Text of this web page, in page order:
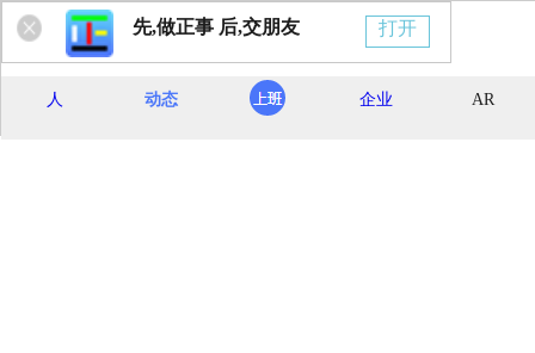
先,做正事 后,交朋友 打开
人 动态 企业 AR